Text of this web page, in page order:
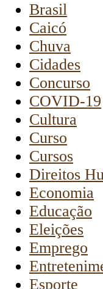
Brasil
Caicó
Chuva
Cidades
Concurso
COVID-19
Cultura
Curso
Cursos
Direitos
Economia
Educação
Eleições
Emprego
Esporte